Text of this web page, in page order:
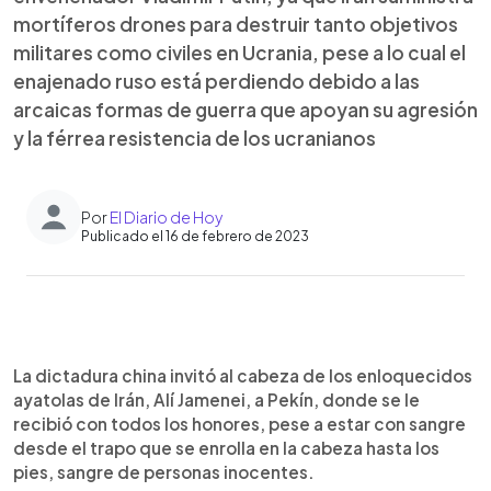
mortíferos drones para destruir tanto objetivos
militares como civiles en Ucrania, pese a lo cual el
enajenado ruso está perdiendo debido a las
arcaicas formas de guerra que apoyan su agresión
y la férrea resistencia de los ucranianos
PorEl Diario de Hoy
Publicado el 16 de febrero de 2023
► Escuchar artículo
La dictadura china invitó al cabeza de los enloquecidos
ayatolas de Irán, Alí Jamenei, a Pekín, donde se le
recibió con todos los honores, pese a estar con sangre
desde el trapo que se enrolla en la cabeza hasta los
pies, sangre de personas inocentes.